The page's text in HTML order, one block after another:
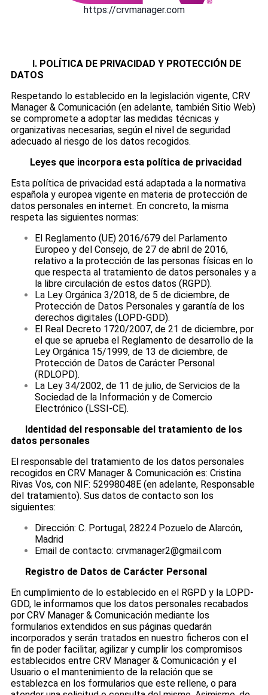
https://crvmanager.com
I. POLÍTICA DE PRIVACIDAD Y PROTECCIÓN DE
DATOS
Respetando lo establecido en la legislación vigente, CRV
Manager & Comunicación (en adelante, también Sitio Web)
se compromete a adoptar las medidas técnicas y
organizativas necesarias, según el nivel de seguridad
adecuado al riesgo de los datos recogidos.
Leyes que incorpora esta política de privacidad
Esta política de privacidad está adaptada a la normativa
española y europea vigente en materia de protección de
datos personales en internet. En concreto, la misma
respeta las siguientes normas:
El Reglamento (UE) 2016/679 del Parlamento
Europeo y del Consejo, de 27 de abril de 2016,
relativo a la protección de las personas físicas en lo
que respecta al tratamiento de datos personales y a
la libre circulación de estos datos (RGPD).
La Ley Orgánica 3/2018, de 5 de diciembre, de
Protección de Datos Personales y garantía de los
derechos digitales (LOPD-GDD).
El Real Decreto 1720/2007, de 21 de diciembre, por
el que se aprueba el Reglamento de desarrollo de la
Ley Orgánica 15/1999, de 13 de diciembre, de
Protección de Datos de Carácter Personal
(RDLOPD).
La Ley 34/2002, de 11 de julio, de Servicios de la
Sociedad de la Información y de Comercio
Electrónico (LSSI-CE).
Identidad del responsable del tratamiento de los
datos personales
El responsable del tratamiento de los datos personales
recogidos en CRV Manager & Comunicación es: Cristina
Rivas Vos, con NIF: 52998048E (en adelante, Responsable
del tratamiento). Sus datos de contacto son los
siguientes:
Dirección: C. Portugal, 28224 Pozuelo de Alarcón,
Madrid
Email de contacto: crvmanager2@gmail.com
Registro de Datos de Carácter Personal
En cumplimiento de lo establecido en el RGPD y la LOPD-
GDD, le informamos que los datos personales recabados
por CRV Manager & Comunicación mediante los
formularios extendidos en sus páginas quedarán
incorporados y serán tratados en nuestro ficheros con el
fin de poder facilitar, agilizar y cumplir los compromisos
establecidos entre CRV Manager & Comunicación y el
Usuario o el mantenimiento de la relación que se
establezca en los formularios que este rellene, o para